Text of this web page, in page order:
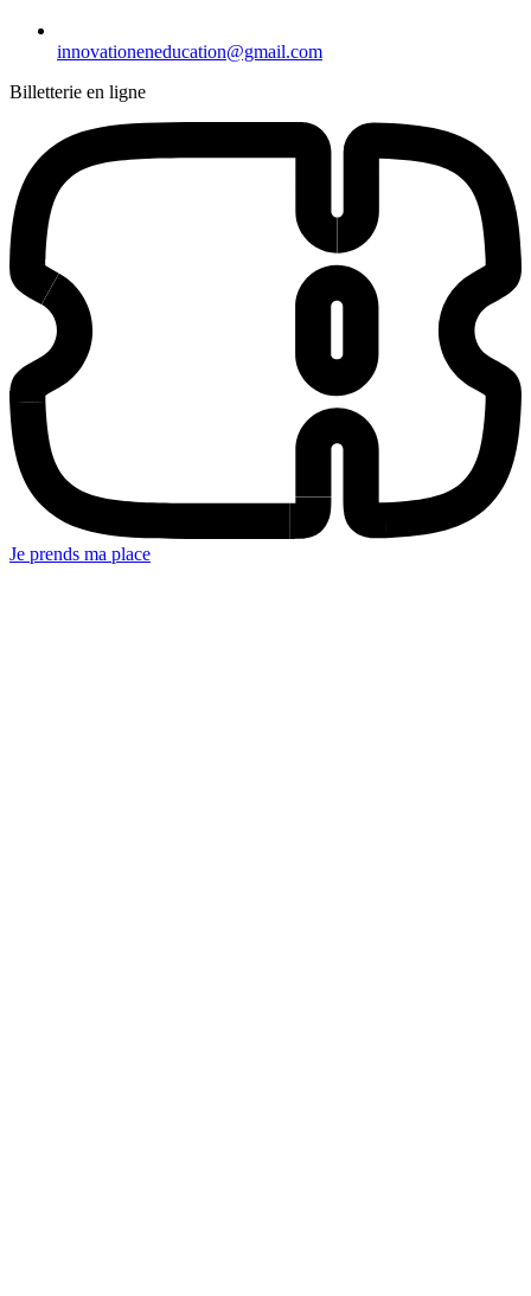
innovationeneducation@gmail.com
Billetterie en ligne
Je prends ma place